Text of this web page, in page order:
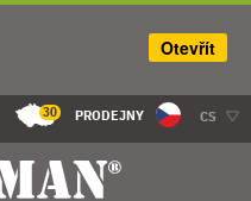
30 PRODEJNY CS
Otevřít